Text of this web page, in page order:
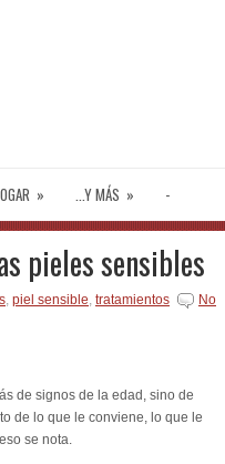
» ...Y MÁS » -
pieles sensibles
, piel sensible, tratamientos
No
de signos de la edad, sino de
de lo que le conviene, lo que le
se nota.